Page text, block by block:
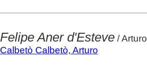
Felipe Aner d'Esteve/
Calbetò Calbetò, Arturo